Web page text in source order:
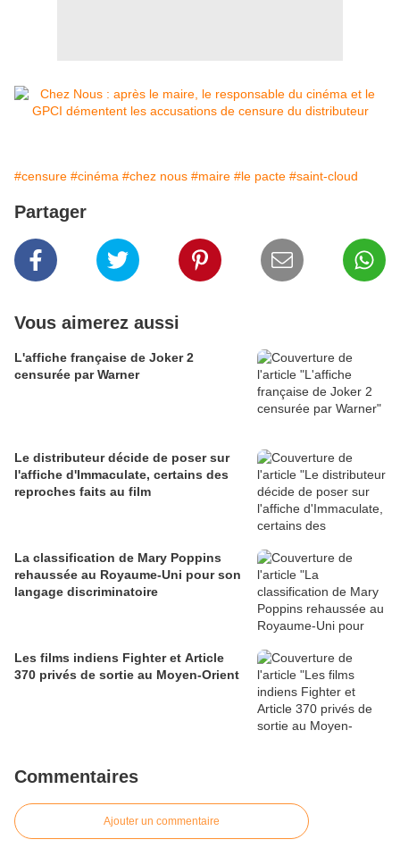
#censure #cinéma #chez nous #maire #le pacte #saint-cloud
Partager
Vous aimerez aussi
L'affiche française de Joker 2
censurée par Warner
Le distributeur décide de poser sur
l'affiche d'Immaculate, certains des
reproches faits au film
La classification de Mary Poppins
rehaussée au Royaume-Uni pour son
langage discriminatoire
Les films indiens Fighter et Article
370 privés de sortie au Moyen-Orient
Commentaires
Ajouter un commentaire